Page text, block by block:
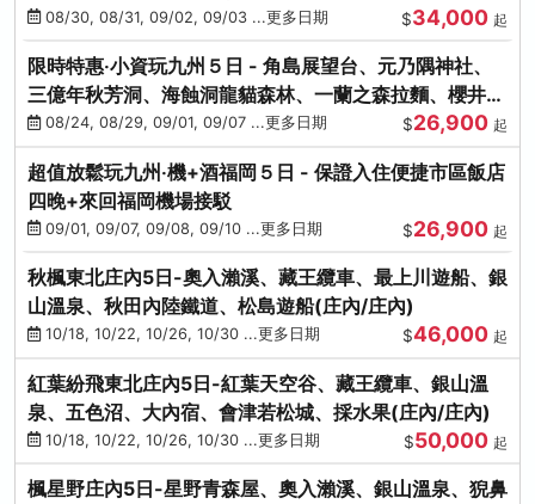
原纜車
08/30, 08/31, 09/02, 09/03 ...更多日期 $34,000 起
限時特惠‧小資玩九州５日 - 角島展望台、元乃隅神社、
三億年秋芳洞、海蝕洞龍貓森林、一蘭之森拉麵、櫻井二
見浦08/24, 08/29, 09/01, 09/07 ...更多日期 $26,900 起
超值放鬆玩九州‧機+酒福岡５日 - 保證入住便捷市區飯店
四晚+來回福岡機場接駁
09/01, 09/07, 09/08, 09/10 ...更多日期 $26,900 起
秋楓東北庄內5日-奧入瀨溪、藏王纜車、最上川遊船、銀
山溫泉、秋田內陸鐵道、松島遊船(庄內/庄內)
10/18, 10/22, 10/26, 10/30 ...更多日期 $46,000 起
紅葉紛飛東北庄內5日-紅葉天空谷、藏王纜車、銀山溫
泉、五色沼、大內宿、會津若松城、採水果(庄內/庄內)
10/18, 10/22, 10/26, 10/30 ...更多日期 $50,000 起
楓星野庄內5日-星野青森屋、奧入瀨溪、銀山溫泉、猊鼻